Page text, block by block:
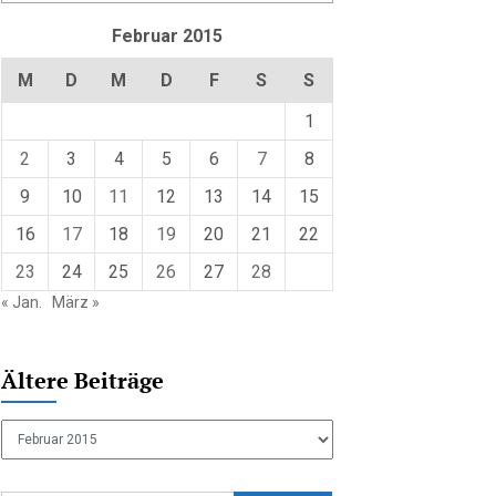
Februar 2015
M D M D F S
S
1
2
3 4 5 6 7
8
9
10 11 12 13 14
15
16
17 18 19 20 21
22
23
24 25 26 27 28
« Jan. März »
Ältere Beiträge
Ältere